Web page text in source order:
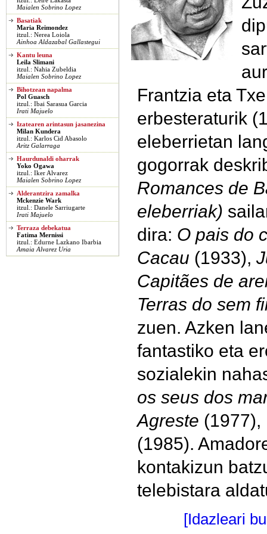
Frantzia eta
erbesteraturik
eleberrietan
gogorrak
Romances de
eleberriak)
dira: O pais do
Cacau (1933),
Capitães de
Terras do sem
zuen. Azken
fantastiko eta
sozialekin
os seus dos
Agreste (1977),
(1985).
kontakizun
telebistara
[Idazleari
Maialen Sobrino Lopez
Basatiak
Maria Reimondez
itzul.: Nerea Loiola
Ainhoa Aldazabal Gallastegui
Kantu leuna
Leila Slimani
itzul.: Nahia Zubeldia
Maialen Sobrino Lopez
Bihotzean napalma
Pol Guasch
itzul.: Ibai Sarasua Garcia
Irati Majuelo
Izatearen arintasun jasanezina
Milan Kundera
itzul.: Karlos Cid Abasolo
Aritz Galarraga
Haurdunaldi oharrak
Yoko Ogawa
itzul.: Iker Alvarez
Maialen Sobrino Lopez
Alderantzira zamalka
Mckenzie Wark
itzul.: Danele Sarriugarte
Irati Majuelo
Terraza debekatua
Fatima Mernissi
itzul.: Edurne Lazkano Ibarbia
Amaia Alvarez Uria